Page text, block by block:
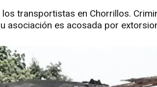
transportistas en Chorrillos.
asociación es acosada por